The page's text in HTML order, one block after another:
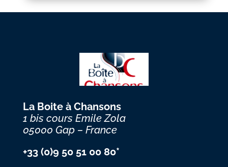
La Boite à Chansons
1 bis cours Emile Zola
05000 Gap – France
+33 (0)9 50 51 00 80*